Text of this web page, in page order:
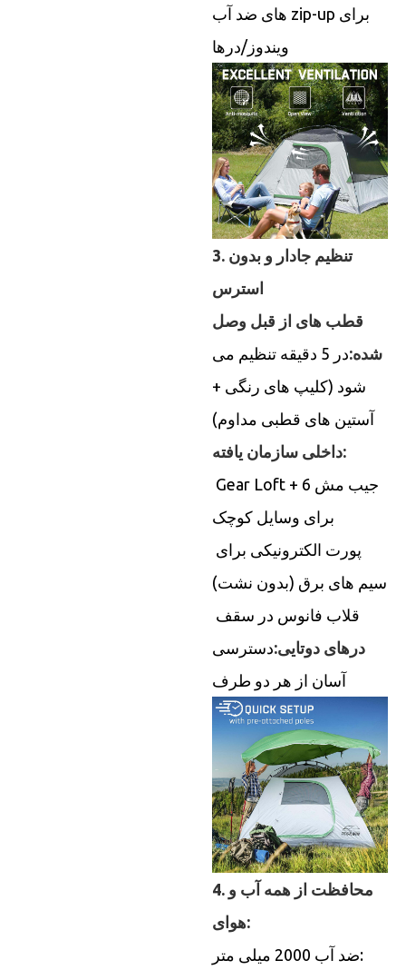
های ضد آب zip-up برای
ویندوز/درها
3. تنظیم جادار و بدون
استرس
قطب های از قبل وصل
شده:
در 5 دقیقه تنظیم می
شود (کلیپ های رنگی +
آستین های قطبی مداوم)
داخلی سازمان یافته:
Gear Loft + 6 جیب مش
برای وسایل کوچک
سیم های برق (بدون نشت)
قلاب فانوس در سقف
درهای دوتایی:دسترسی
آسان از هر دو طرف
4. محافظت از همه آب و
هوای:
ضد آب 2000 میلی متر: